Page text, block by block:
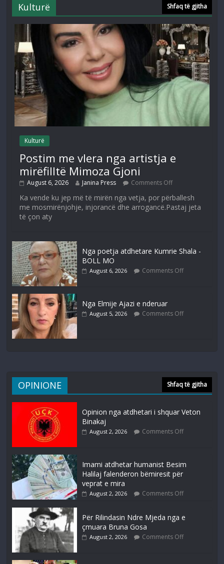
Kulturë Shfaq të gjitha
Kulturë
Postim me vlera nga artistja e
mirëfilltë Mimoza Gjoni
August 6, 2026 Janina Press Comments Off
Ka vende ku jep më të mirën nga vetja, por përballesh
me mosmirënjohje, injorancë dhe arrogancë.Pastaj jeta
të çon aty
Nga poetja atdhetare Kumrie Shala -
BOLL MO
August 6, 2026 Comments Off
Nga Elmije Ajazi e nderuar
August 5, 2026 Comments Off
OPINIONE Shfaq të gjitha
Opinion nga atdhetari i shquar Veton
Binakaj
August 2, 2026 Comments Off
Imami atdhetar humanist Besim
Halilaj falenderon bëmiresit për
veprat e mira
August 2, 2026 Comments Off
Për Rilindasin Ndre Mjeda nga e
çmuara Bruna Gosa
August 2, 2026 Comments Off